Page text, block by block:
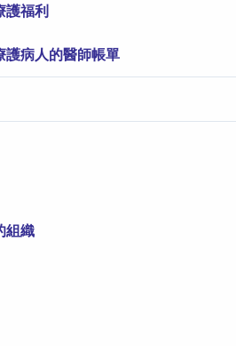
護福利
護病人的醫師帳單
組織